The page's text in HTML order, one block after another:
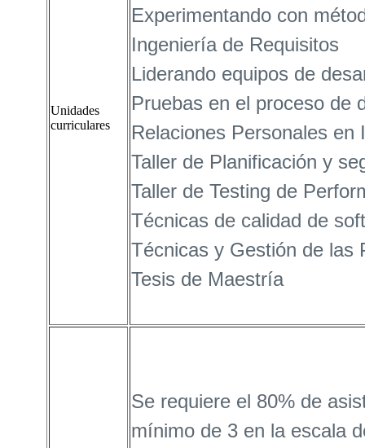
Unidades
curriculares
Experimentando con
Ingeniería de Requisitos
Liderando equipos de
Pruebas en el proceso de
Relaciones Personales en
Taller de Planificación y
Taller de Testing de
Técnicas de calidad de
Técnicas y Gestión de las
Tesis de Maestría
Se requiere el 80% de
mínimo de 3 en la escala